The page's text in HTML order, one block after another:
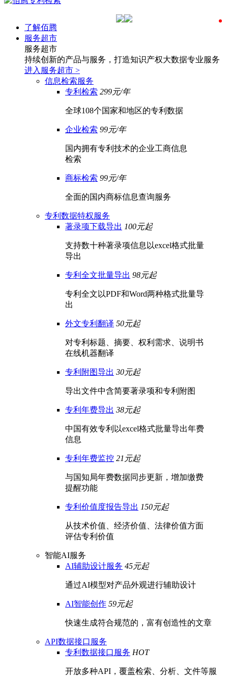
了解佰腾
服务超市
服务超市
持续创新的产品与服务，打造知识产权大数据专业服务
进入服务超市 >
信息检索服务
专利检索 299元/年
全球108个国家和地区的专利数据
企业检索 99元/年
国内拥有专利技术的企业工商信息
检索
商标检索 99元/年
全面的国内商标信息查询服务
专利数据特权服务
著录项下载导出 100元起
支持数十种著录项信息以excel格式批量
导出
专利全文批量导出 98元起
专利全文以PDF和Word两种格式批量导
出
外文专利翻译 50元起
对专利标题、摘要、权利需求、说明书
在线机器翻译
专利附图导出 30元起
导出文件中含简要著录项和专利附图
专利年费导出 38元起
中国有效专利以excel格式批量导出年费
信息
专利年费监控 21元起
与国知局年费数据同步更新，增加缴费
提醒功能
专利价值度报告导出 150元起
从技术价值、经济价值、法律价值方面
评估专利价值
智能AI服务
AI辅助设计服务 45元起
通过AI模型对产品外观进行辅助设计
AI智能创作 59元起
快速生成符合规范的，富有创造性的文章
API数据接口服务
专利数据接口服务 HOT
开放多种API，覆盖检索、分析、文件等服